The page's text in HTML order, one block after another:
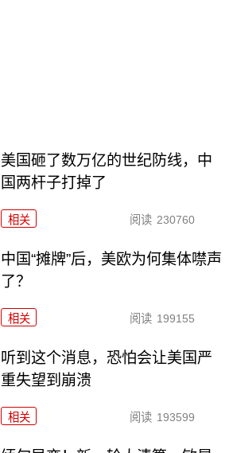
美国砸了数万亿的世纪防线，中
国两杆子打掉了
相关 阅读 230760
中国“摊牌”后，美欧为何集体噤声
了？
相关 阅读 199155
听到这个消息，恐怕会让美国严
重失望到崩溃
相关 阅读 193599